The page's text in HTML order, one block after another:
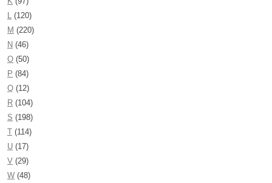
L (120)
M (220)
N (46)
O (50)
P (84)
Q (12)
R (104)
S (198)
T (114)
U (17)
V (29)
W (48)